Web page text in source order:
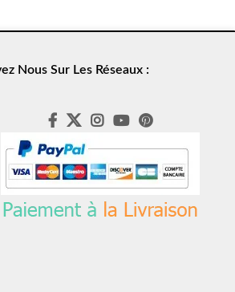
Nous Sur Les Réseaux :